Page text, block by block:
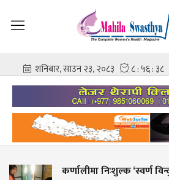
‘स्वर्ण विन्दु प्राशन’ सेवा विस्तार